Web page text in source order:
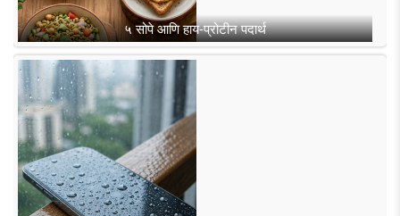
५ सोपे आणि हाय-प्रोटीन पदार्थ